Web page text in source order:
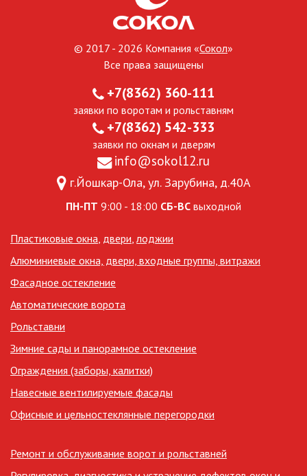
© 2017 - 2026 Компания «Сокол»
Все права защищены
+7(8362) 360-111
заявки по воротам и рольставням
+7(8362) 542-333
заявки по окнам и дверям
info@sokol12.ru
г.Йошкар-Ола, ул. Зарубина, д.40А
ПН-ПТ 9:00 - 18:00 СБ-ВС выходной
Пластиковые окна, двери,лоджии
Алюминиевые окна, двери, входные группы, витражи
Фасадное остекление
Автоматические ворота
Рольставни
Зимние сады и панорамное остекление
Ограждения (заборы, калитки)
Навесные вентилируемые фасады
Офисные и цельностеклянные перегородки
Ремонт и обслуживание ворот и рольставней